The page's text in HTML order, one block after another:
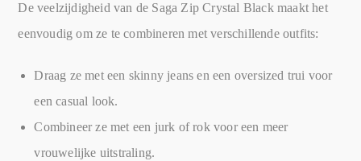
De veelzijdigheid van de Saga Zip Crystal Black maakt het
eenvoudig om ze te combineren met verschillende outfits:
Draag ze met een skinny jeans en een oversized trui voor
een casual look.
Combineer ze met een jurk of rok voor een meer
vrouwelijke uitstraling.